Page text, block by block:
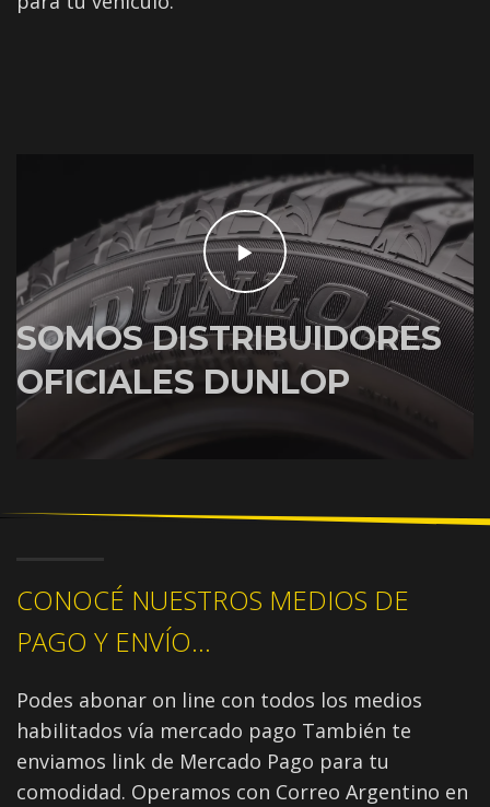
SOMOS DISTRIBUIDORES
OFICIALES DUNLOP
CONOCÉ NUESTROS MEDIOS DE
PAGO Y ENVÍO...
Podes abonar on line con todos los medios
habilitados vía mercado pago También te
enviamos link de Mercado Pago para tu
comodidad. Operamos con Correo Argentino en